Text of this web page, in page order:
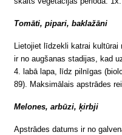
Tomāti, pipari, baklažāni
Lietojiet līdzekli katrai kultūrai
ir no augšanas stadijas, kad
4. labā lapa, līdz pilnīgas
89). Maksimālais apstrādes
Melones, arbūzi, ķirbji
Apstrādes datums ir no